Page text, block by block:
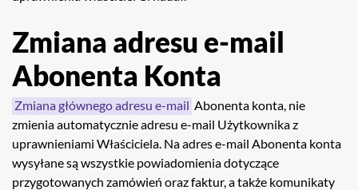
Zmiana adresu e-mail
Abonenta Konta
Zmiana głównego adresu e-mail Abonenta konta, nie
zmienia automatycznie adresu e-mail Użytkownika z
uprawnieniami Właściciela. Na adres e-mail Abonenta konta
wysyłane są wszystkie powiadomienia dotyczące
przygotowanych zamówień oraz faktur, a także komunikaty